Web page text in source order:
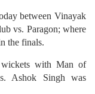
between Vinayak
vs. Paragon; where
the finals.
with Man of
Ashok Singh was